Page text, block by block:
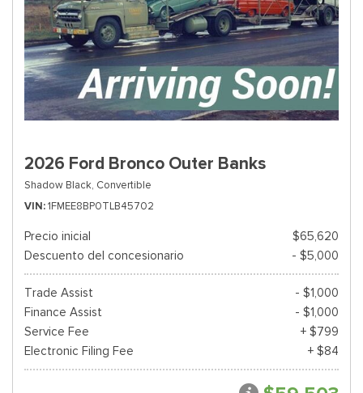
2026 Ford Bronco Outer Banks
Shadow Black, Convertible
VIN 1FMEE8BP0TLB45702
Precio inicial
$65,620
Descuento del concesionario
- $5,000
Trade Assist
- $1,000
Finance Assist
- $1,000
Service Fee
+ $799
Electronic Filing Fee
+ $84